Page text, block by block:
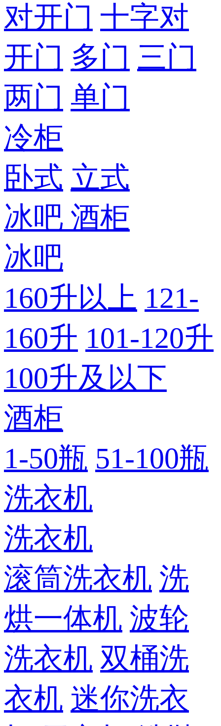
对开门 十字对
开门 多门 三门
两门 单门
冷柜
卧式 立式
冰吧 酒柜
冰吧
160升以上 121-
160升 101-120升
100升及以下
酒柜
1-50瓶 51-100瓶
洗衣机
洗衣机
滚筒洗衣机 洗
烘一体机 波轮
洗衣机 双桶洗
衣机 迷你洗衣